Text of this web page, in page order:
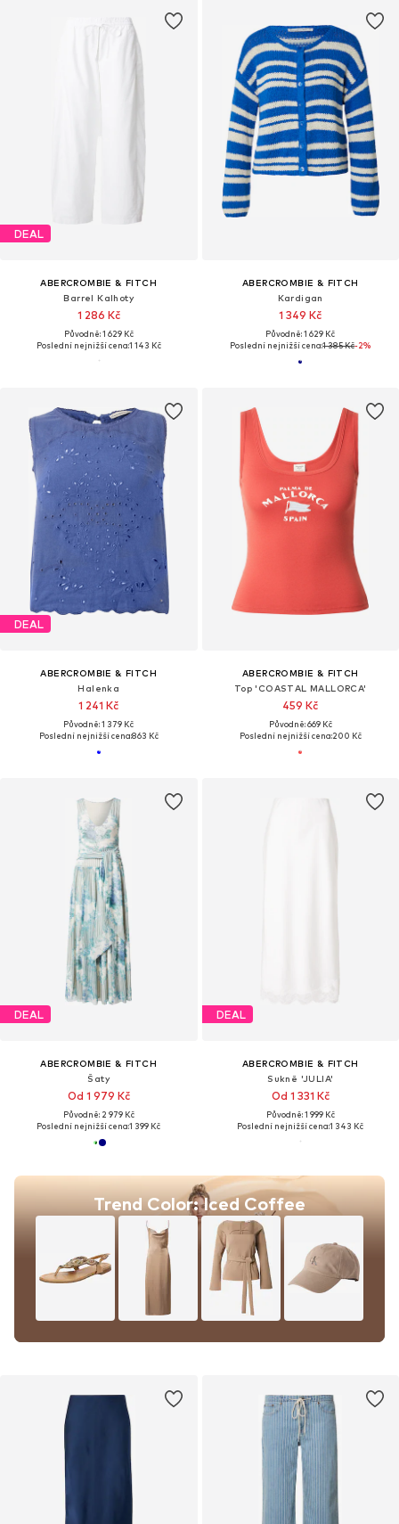
DEAL
ABERCROMBIE & FITCH
Barrel Kalhoty
1 286 Kč
Původně: 1 629 Kč
Poslední nejnižší cena:1 143 Kč
ABERCROMBIE & FITCH
Kardigan
1 349 Kč
Původně: 1 629 Kč
Poslední nejnižší cena:1 385 Kč-2%
DEAL
ABERCROMBIE & FITCH
Halenka
1 241 Kč
Původně: 1 379 Kč
Poslední nejnižší cena:863 Kč
ABERCROMBIE & FITCH
Top 'COASTAL MALLORCA'
459 Kč
Původně: 669 Kč
Poslední nejnižší cena:200 Kč
DEAL
ABERCROMBIE & FITCH
Šaty
Od 1 979 Kč
Původně: 2 979 Kč
Poslední nejnižší cena:1 399 Kč
DEAL
ABERCROMBIE & FITCH
Sukně 'JULIA'
Od 1 331 Kč
Původně: 1 999 Kč
Poslední nejnižší cena:1 343 Kč
Trend Color: Iced Coffee